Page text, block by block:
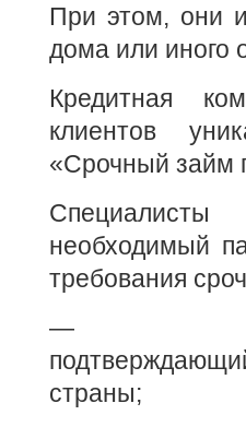
При этом, они
дома или иного
Кредитная
клиентов
«Срочный займ
необходимый
требования
— нужно
страны;